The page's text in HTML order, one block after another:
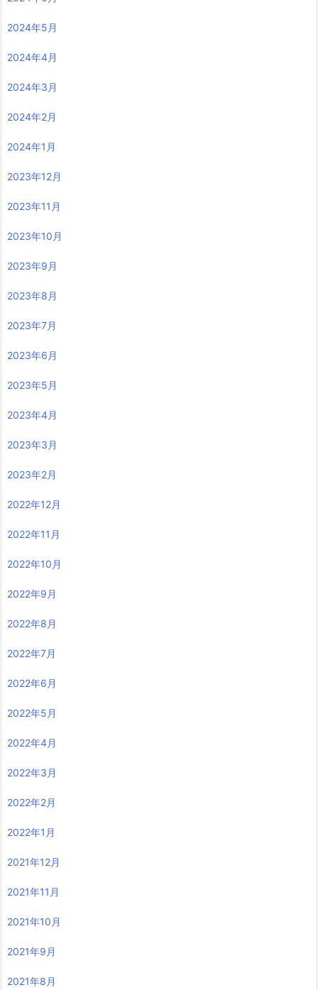
2024年5月
2024年4月
2024年3月
2024年2月
2024年1月
2023年12月
2023年11月
2023年10月
2023年9月
2023年8月
2023年7月
2023年6月
2023年5月
2023年4月
2023年3月
2023年2月
2022年12月
2022年11月
2022年10月
2022年9月
2022年8月
2022年7月
2022年6月
2022年5月
2022年4月
2022年3月
2022年2月
2022年1月
2021年12月
2021年11月
2021年10月
2021年9月
2021年8月